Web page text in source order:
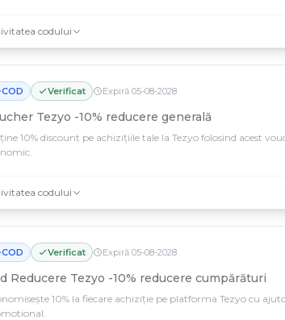
codului
COD Verificat Expiră 05-08-2028
Tezyo -10% reducere generală
10% discount pe achizițiile tale la Tezyo folosind acest
codului
COD Verificat Expiră 05-08-2028
Reducere Tezyo -10% reducere cumpărături
10% la fiecare achiziție pe platforma Tezyo cu